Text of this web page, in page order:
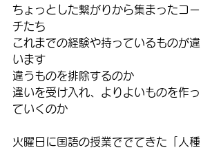
ちょっとした繋がりから集まったコー
チたち
これまでの経験や持っているものが違
います
違うものを排除するのか
違いを受け入れ、よりよいものを作っ
ていくのか
火曜日に国語の授業ででてきた「人種